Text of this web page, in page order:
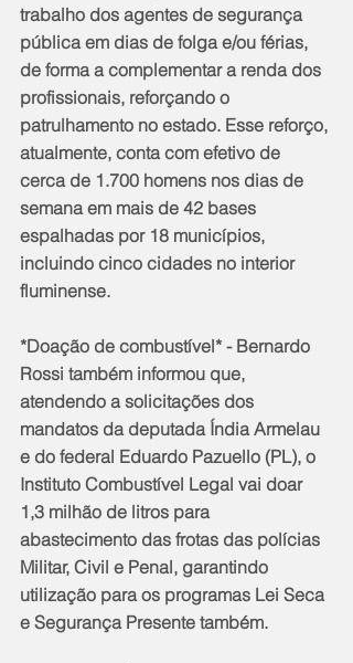
trabalho dos agentes de segurança
pública em dias de folga e/ou férias,
de forma a complementar a renda dos
profissionais, reforçando o
patrulhamento no estado. Esse reforço,
atualmente, conta com efetivo de
cerca de 1.700 homens nos dias de
semana em mais de 42 bases
espalhadas por 18 municípios,
incluindo cinco cidades no interior
fluminense.
*Doação de combustível* - Bernardo
Rossi também informou que,
atendendo a solicitações dos
mandatos da deputada Índia Armelau
e do federal Eduardo Pazuello (PL), o
Instituto Combustível Legal vai doar
1,3 milhão de litros para
abastecimento das frotas das polícias
Militar, Civil e Penal, garantindo
utilização para os programas Lei Seca
e Segurança Presente também.